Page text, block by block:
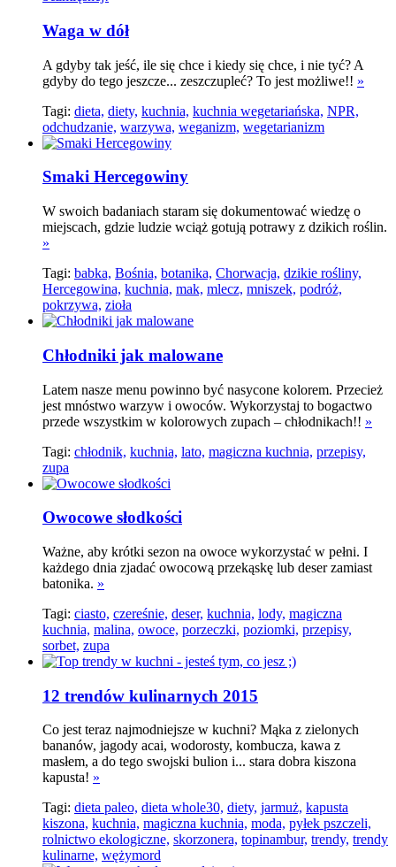
Waga w dół
A gdyby tak jeść, ile się chce i kiedy się chce, i nie tyć? A
gdyby do tego jeszcze... zeszczupleć? To jest możliwe!! »
Tagi: dieta, diety, kuchnia, kuchnia wegetariańska, NPR,
odchudzanie, warzywa, weganizm, wegetarianizm
Smaki Hercegowiny
W swoich badaniach staram się dokumentować wiedzę o
miejscach, gdzie ludzie wciąż gotują potrawy z dzikich roślin.
»
Tagi: babka, Bośnia, botanika, Chorwacja, dzikie rośliny,
Hercegowina, kuchnia, mak, mlecz, mniszek, podróż,
pokrzywa, zioła
Chłodniki jak malowane
Latem nasze menu powinno być nasycone kolorem. Przecież
jest mnóstwo warzyw i owoców. Wykorzystaj to bogactwo
przede wszystkim w kolorowych zupach – chłodnikach!! »
Tagi: chłodnik, kuchnia, lato, magiczna kuchnia, przepisy,
zupa
Owocowe słodkości
Ważne, aby krótki sezon na owoce wykorzystać w pełni. I
każdego dnia zjadać owocową przekąskę lub deser zamiast
batonika. »
Tagi: ciasto, czereśnie, deser, kuchnia, lody, magiczna
kuchnia, malina, owoce, porzeczki, poziomki, przepisy,
sorbet, zupa
12 trendów kulinarnych 2015
Co jest teraz najmodniejsze w kuchni? Mąka z zielonych
bananów, jagody acai, wodorosty, kombucza, kawa z
masłem, a do tego swojski bulion i... stara dobra kiszona
kapusta! »
Tagi: dieta paleo, dieta whole30, diety, jarmuż, kapusta
kiszona, kuchnia, magiczna kuchnia, moda, pyłek pszczeli,
rolnictwo ekologiczne, skorzonera, topinambur, trendy, trendy
kulinarne, wężymord